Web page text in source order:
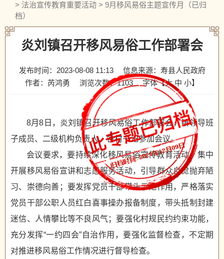
> 法治宣传教育重要活动 > 9月移风易俗主题宣传月（已归
档）
炎刘镇召开移风易俗工作部署会
发布时间：2023-08-08 11:13
信息来源：寿县人民政府
作者：芮鸿勇
浏览次数：1103 字体【大 中 小】
8月8日，炎刘镇召开移风易俗工作部署会，镇领导班
子成员、二级机构负责人、各村书记参加会议。
会议要求，要持续深化移风易俗宣传教育活动，集中
开展移风易俗宣讲和志愿服务活动，引导群众自觉抛弃陋
习、崇德向善；要发挥党员干部带头示范作用，严格落实
党员干部公职人员红白喜事操办报备制度，带头抵制封建
迷信、人情攀比等不良风气；要强化村规民约约束功能，
充分发挥“一约四会”自治作用，要强化监督检查，不定期
对推进移风易俗工作情况进行督导检查。